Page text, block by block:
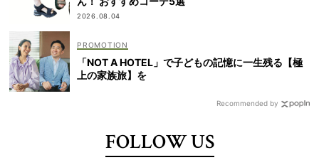
2026.08.04
「NOT A HOTEL」で子どもの記憶に一生残る【極
上の家族旅】を
Recommended by
FOLLOW US